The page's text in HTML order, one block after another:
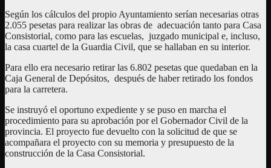
Según los cálculos del propio Ayuntamiento serían necesarias otras
2.055 pesetas para realizar las obras de adecuación tanto para Casa
Consistorial, como para las escuelas, juzgado municipal e, incluso,
la casa cuartel de la Guardia Civil, que se hallaban en su interior.
Para ello era necesario retirar las 6.802 pesetas que quedaban en la
Caja General de Depósitos, después de haber retirado los fondos
para la carretera.
Se instruyó el oportuno expediente y se puso en marcha el
procedimiento para su aprobación por el Gobernador Civil de la
provincia. El proyecto fue devuelto con la solicitud de que se
acompañara el proyecto con su memoria y presupuesto de la
construcción de la Casa Consistorial.